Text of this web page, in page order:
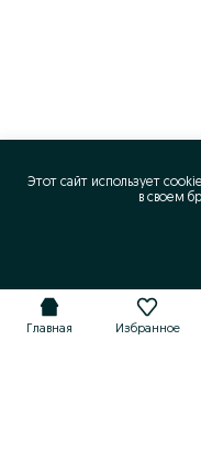
Главная Избранное
Этот сайт использует
в своeм